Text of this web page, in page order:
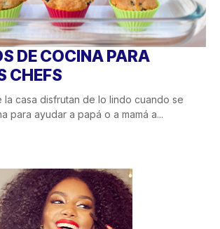
DE COCINA PARA
CHEFS
la casa disfrutan de lo lindo cuando se
para ayudar a papá o a mamá a...